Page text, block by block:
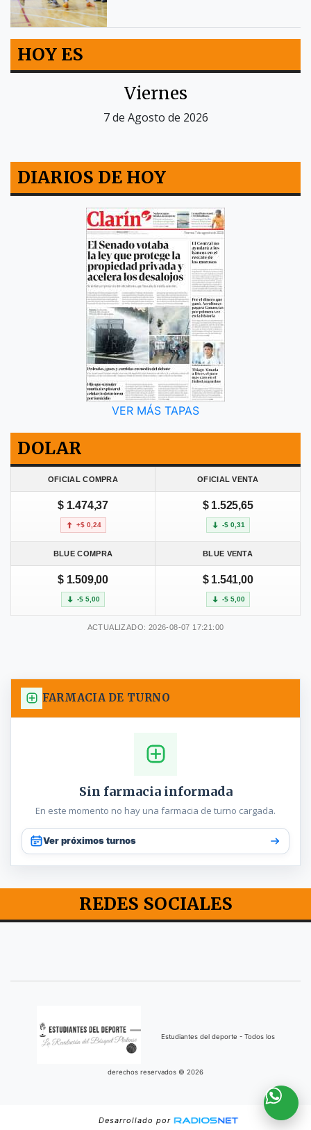
HOY ES
Viernes
7 de Agosto de 2026
DIARIOS DE HOY
VER MÁS TAPAS
DOLAR
OFICIAL COMPRA OFICIAL VENTA
$ 1.474,37
+$ 0,24
$ 1.525,65
-$ 0,31
BLUE COMPRA BLUE VENTA
$ 1.509,00
-$ 5,00
$ 1.541,00
-$ 5,00
ACTUALIZADO: 2026-08-07 17:21:00
FARMACIA DE TURNO
Sin farmacia informada
En este momento no hay una farmacia de turno cargada.
Ver próximos turnos
REDES SOCIALES
Estudiantes del deporte - Todos los
derechos reservados © 2026
Desarrollado por